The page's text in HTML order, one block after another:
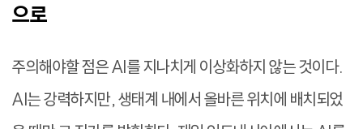
으로
주의해야할 점은 AI를 지나치게 이상화하지 않는 것이다.
AI는 강력하지만, 생태계 내에서 올바른 위치에 배치되었